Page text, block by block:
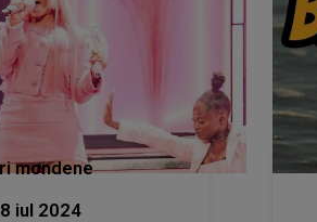
mondene
iul 2024